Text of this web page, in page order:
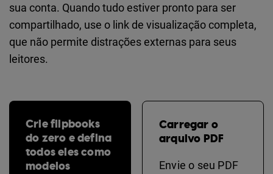
sua conta. Quando tudo estiver pronto para ser
compartilhado, use o link de visualização completa,
que não permite distrações externas para seus
leitores.
Crie flipbooks
do zero e defina
todos eles como
modelos
Carregar o
arquivo PDF
Envie o seu PDF